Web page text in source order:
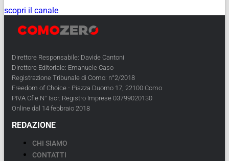
scopri il canale
Direttore Responsabile: Davide Cantoni
Direttore Editoriale: Emanuele Caso
Registrazione Tribunale di Como: n°2/2018
Freedom of Choice - Piazza Duomo 17, 22100 Como
PIVA Cf e N° Iscr. Registro Imprese 03799020130
Online dal 14 febbraio 2018
REDAZIONE
CHI SIAMO
CONTATTI